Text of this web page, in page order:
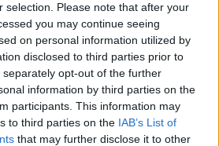
selection. Please note that after your
you may continue seeing
on personal information utilized by
disclosed to third parties prior to
opt-out of the further
information by third parties on the
participants. This information may
to third parties on the IAB’s List of
that may further disclose it to other
bemutató dátum - ekkor
a leplet az Apple az új
| Phone Arena
az iPhone 18 Pro modellek
hajlítható iPhone Ultra is
az áremelésekről szóló
is beárnyékolják a rajtot.